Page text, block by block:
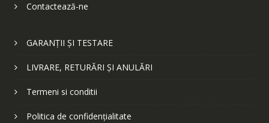
Contactează-ne
GARANȚII ȘI TESTARE
LIVRARE, RETURĂRI ȘI ANULĂRI
Termeni si conditii
Politica de confidențialitate